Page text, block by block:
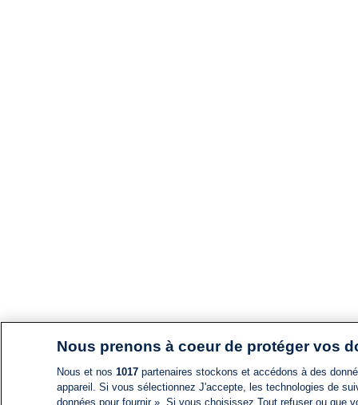
Nous prenons à coeur de protéger vos
Nous et nos 1017partenaires stockons et accédons à des
appareil. Si vous sélectionnez J'accepte, les technologies de
données pour fournir ». Si vous choisissez Tout refuser ou